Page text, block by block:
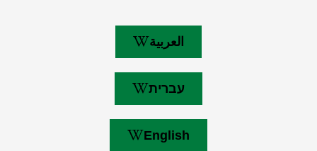
العربية
עברית
English